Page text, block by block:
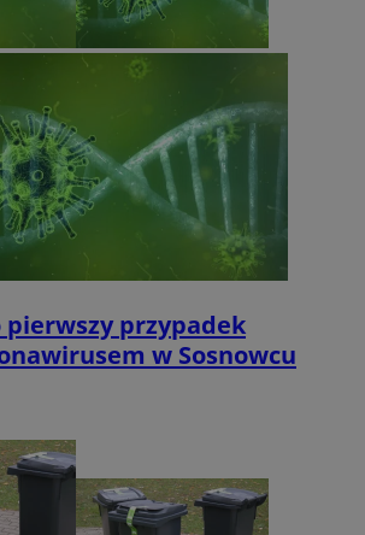
przypadek
w Sosnowcu